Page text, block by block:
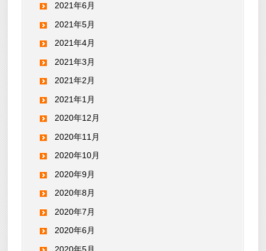
2021年6月
2021年5月
2021年4月
2021年3月
2021年2月
2021年1月
2020年12月
2020年11月
2020年10月
2020年9月
2020年8月
2020年7月
2020年6月
2020年5月